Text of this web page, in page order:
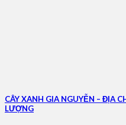
CÂY XANH GIA NGUYỄN – ĐỊA
LƯỢNG